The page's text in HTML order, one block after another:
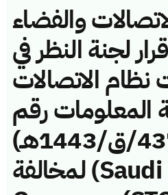
والفضاء
لجنة النظر في
نظام الاتصالات
المعلومات رقم
(4374240/ق/1443هـ)
لمخالفة (Saudi Telecom